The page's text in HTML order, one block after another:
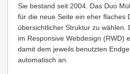
Sie bestand seit 2004. Das Duo
für die neue Seite ein eher flaches
übersichtlicher Struktur zu wählen.
im Responsive Webdesign (RWD)
damit dem jeweils benutzten
automatisch an.